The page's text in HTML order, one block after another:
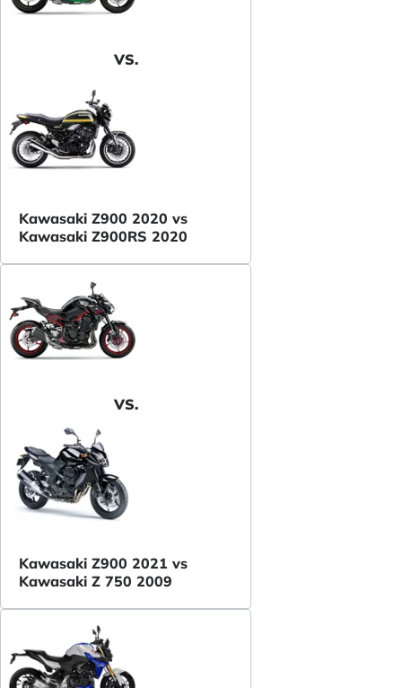
VS.
Kawasaki Z900 2020 vs
Kawasaki Z900RS 2020
VS.
Kawasaki Z900 2021 vs
Kawasaki Z 750 2009